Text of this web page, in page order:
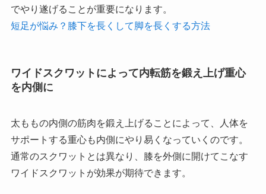
でやり遂げることが重要になります。
短足が悩み？膝下を長くして脚を長くする方法
ワイドスクワットによって内転筋を鍛え上げ重心
を内側に
太ももの内側の筋肉を鍛え上げることによって、人体を
サポートする重心も内側にやり易くなっていくのです。
通常のスクワットとは異なり、膝を外側に開けてこなす
ワイドスクワットが効果が期待できます。